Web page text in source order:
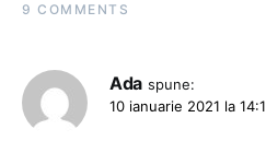
9 COMMENTS
Ada spune:
10 ianuarie 2021 la